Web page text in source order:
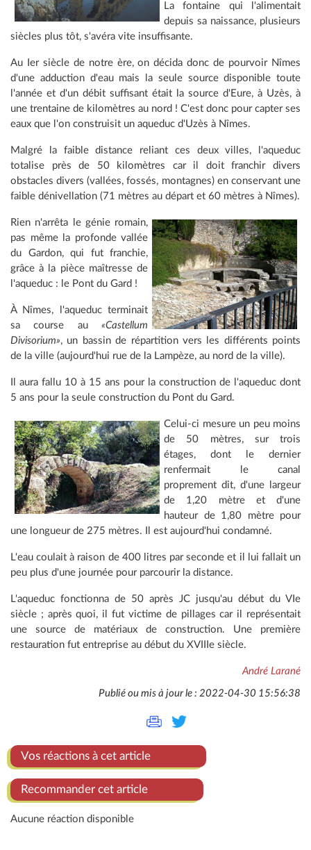
La fontaine qui l'alimentait
depuis sa naissance, plusieurs
siècles plus tôt, s'avéra vite insuffisante.
Au Ier siècle de notre ère, on décida donc de pourvoir Nîmes
d'une adduction d'eau mais la seule source disponible toute
l'année et d'un débit suffisant était la source d'Eure, à Uzès, à
une trentaine de kilomètres au nord ! C'est donc pour capter ses
eaux que l'on construisit un aqueduc d'Uzès à Nîmes.
Malgré la faible distance reliant ces deux villes, l'aqueduc
totalise près de 50 kilomètres car il doit franchir divers
obstacles divers (vallées, fossés, montagnes) en conservant une
faible dénivellation (71 mètres au départ et 60 mètres à Nîmes).
Rien n'arrêta le génie romain,
pas même la profonde vallée
du Gardon, qui fut franchie,
grâce à la pièce maîtresse de
l'aqueduc : le Pont du Gard !
À Nîmes, l'aqueduc terminait
sa course au «Castellum
Divisorium», un bassin de répartition vers les différents points
de la ville (aujourd'hui rue de la Lampèze, au nord de la ville).
Il aura fallu 10 à 15 ans pour la construction de l'aqueduc dont
5 ans pour la seule construction du Pont du Gard.
Celui-ci mesure un peu moins
de 50 mètres, sur trois
étages, dont le dernier
renfermait le canal
proprement dit, d'une largeur
de 1,20 mètre et d'une
hauteur de 1,80 mètre pour
une longueur de 275 mètres. Il est aujourd'hui condamné.
L'eau coulait à raison de 400 litres par seconde et il lui fallait un
peu plus d'une journée pour parcourir la distance.
L'aqueduc fonctionna de 50 après JC jusqu'au début du VIe
siècle ; après quoi, il fut victime de pillages car il représentait
une source de matériaux de construction. Une première
restauration fut entreprise au début du XVIIIe siècle.
André Larané
Publié ou mis à jour le : 2022-04-30 15:56:38
Vos réactions à cet article
Recommander cet article
Aucune réaction disponible